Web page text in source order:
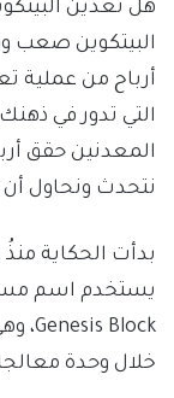
البيتكوين صعب
التي تدور في
المعدنين حقق
نتحدث ونحاول
يستخدم اسم
خلال وحدة